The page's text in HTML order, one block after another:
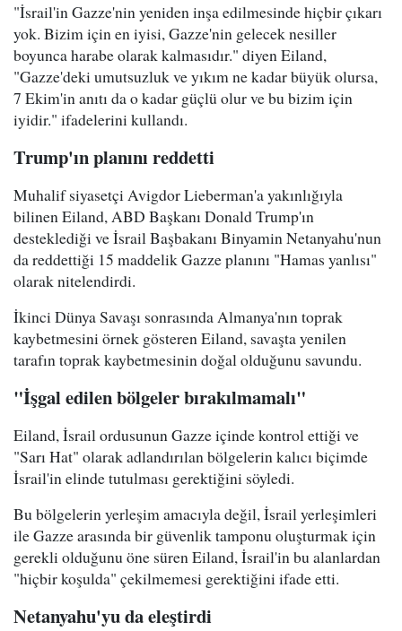
"İsrail'in Gazze'nin yeniden inşa edilmesinde hiçbir çıkarı
yok. Bizim için en iyisi, Gazze'nin gelecek nesiller
boyunca harabe olarak kalmasıdır." diyen Eiland,
"Gazze'deki umutsuzluk ve yıkım ne kadar büyük olursa,
7 Ekim'in anıtı da o kadar güçlü olur ve bu bizim için
iyidir." ifadelerini kullandı.
Trump'ın planını reddetti
Muhalif siyasetçi Avigdor Lieberman'a yakınlığıyla
bilinen Eiland, ABD Başkanı Donald Trump'ın
desteklediği ve İsrail Başbakanı Binyamin Netanyahu'nun
da reddettiği 15 maddelik Gazze planını "Hamas yanlısı"
olarak nitelendirdi.
İkinci Dünya Savaşı sonrasında Almanya'nın toprak
kaybetmesini örnek gösteren Eiland, savaşta yenilen
tarafın toprak kaybetmesinin doğal olduğunu savundu.
"İşgal edilen bölgeler bırakılmamalı"
Eiland, İsrail ordusunun Gazze içinde kontrol ettiği ve
"Sarı Hat" olarak adlandırılan bölgelerin kalıcı biçimde
İsrail'in elinde tutulması gerektiğini söyledi.
Bu bölgelerin yerleşim amacıyla değil, İsrail yerleşimleri
ile Gazze arasında bir güvenlik tamponu oluşturmak için
gerekli olduğunu öne süren Eiland, İsrail'in bu alanlardan
"hiçbir koşulda" çekilmemesi gerektiğini ifade etti.
Netanyahu'yu da eleştirdi